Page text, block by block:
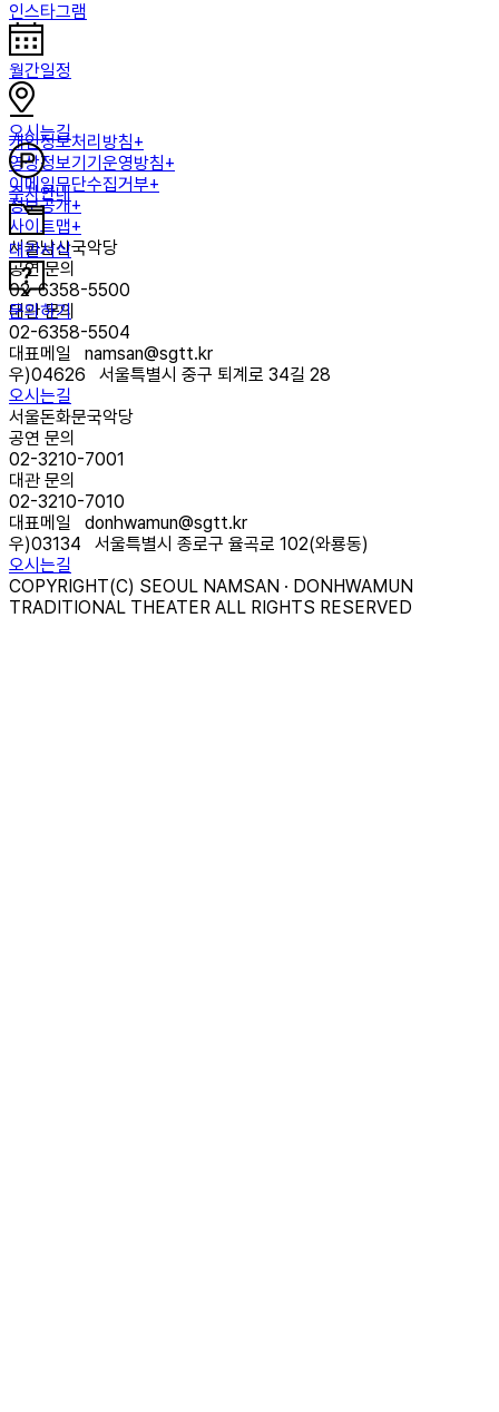
인스타그램
월간일정
오시는길
주차안내
대관서식
문의하기
개인정보처리방침+
영상정보기기운영방침+
이메일무단수집거부+
정보공개+
사이트맵+
서울남산국악당
공연 문의
02-6358-5500
대관 문의
02-6358-5504
대표메일 namsan@sgtt.kr
우)04626
서울특별시 중구 퇴계로 34길 28
오시는길
서울돈화문국악당
공연 문의
02-3210-7001
대관 문의
02-3210-7010
대표메일 donhwamun@sgtt.kr
우)03134
서울특별시 종로구 율곡로 102(와룡동)
오시는길
COPYRIGHT(C) SEOUL NAMSAN · DONHWAMUN
TRADITIONAL THEATER ALL RIGHTS RESERVED